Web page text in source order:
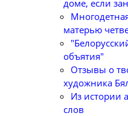
доме, если
матерью
объятия"
Отзывы о
художника
Из истории
слов